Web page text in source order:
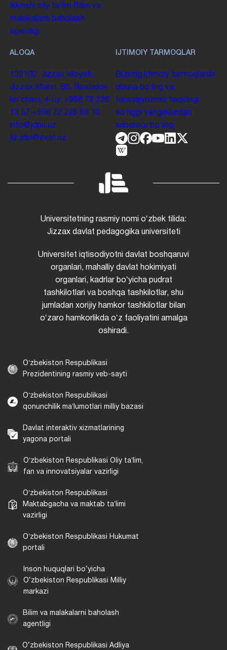
Ikkinchi oliy taʼlim Bilim va
malakalarni baholash
agentligi
ALOQA
130100. Jizzax viloyati,
Jizzax shahri, Sh. Rashidov
koʻchasi, 4-uy. +998 72 226
13 57 +998 72 226 68 10
info@jdpu.uz
jiz.jdpi@exat.uz
IJTIMOIY TARMOQLAR
Bizning ijtimoiy tarmoqlarda
obuna boʻling va
taraqqiyotimiz haqidagi
soʻnggi yangiliklardan
xabardor boʻling.
Universitetning rasmiy nomi oʻzbek tilida:
Jizzax davlat pedagogika universiteti
Universitet iqtisodiyotni davlat boshqaruvi
organlari, mahalliy davlat hokimiyati
organlari, kadrlar boʻyicha pudrat
tashkilotlari va boshqa tashkilotlar, shu
jumladan xorijiy hamkor tashkilotlar bilan
oʻzaro hamkorlikda oʻz faoliyatini amalga
oshiradi.
Oʻzbekiston Respublikasi
Prezidentining rasmiy veb-sayti
Oʻzbekiston Respublikasi
qonunchilik maʼlumotlari milliy bazasi
Davlat interaktiv xizmatlarining
yagona portali
Oʻzbekiston Respublikasi Oliy taʼlim,
fan va innovatsiyalar vazirligi
Oʻzbekiston Respublikasi
Maktabgacha va maktab taʼlimi
vazirligi
Oʻzbekiston Respublikasi Hukumat
portali
Inson huquqlari bo‘yicha
O‘zbekiston Respublikasi Milliy
markazi
Bilim va malakalarni baholash
agentligi
O‘zbekiston Respublikasi Adliya